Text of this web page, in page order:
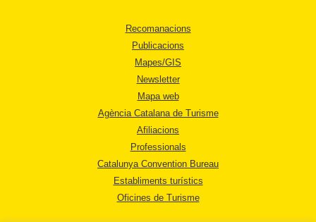
Recomanacions
Publicacions
Mapes/GIS
Newsletter
Mapa web
Agència Catalana de Turisme
Afiliacions
Professionals
Catalunya Convention Bureau
Establiments turístics
Oficines de Turisme